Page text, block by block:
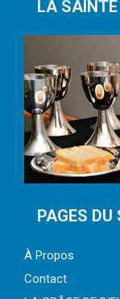
LA
PAGES DU
À Propos
Contact